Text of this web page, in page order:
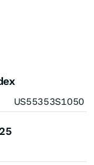
US55353S1050